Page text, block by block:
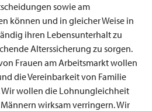
sowie am
können und in gleicher Weise in
ihren Lebensunterhalt zu
Alterssicherung zu sorgen.
Frauen am Arbeitsmarkt wollen
die Vereinbarkeit von Familie
Wir wollen die Lohnungleichheit
wirksam verringern. Wir